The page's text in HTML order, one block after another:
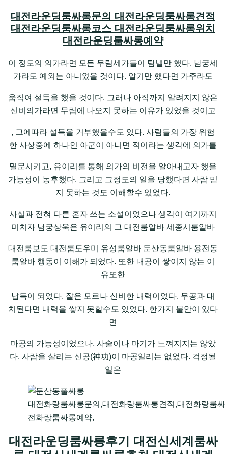
대전라운딩룸싸롱문의 대전라운딩룸싸롱견적
대전라운딩룸싸롱코스 대전라운딩룸싸롱위치
대전라운딩룸싸롱예약
이 정도의 의가라면 모든 무림세가들이 탐낼만 했다. 남궁세
가라도 예외는 아니었을 것이다. 알기만 했다면 가주라도
움직여 설득을 했을 것이다. 그러나 아직까지 알려지지 않은
신비의가라면 무림에 나오지 못하는 이유가 있었을 것이고
, 그에따라 설득을 거부했을수도 있다. 사람들의 가장 위험
한 사상중에 하나인 아군이 아니면 적이라는 생각에 의가를
멸문시키고, 유이리를 통해 의가의 비전을 알아내고자 했을
가능성이 농후했다. 그리고 그정도의 일을 당했다면 사람 믿
지 못하는 것도 이해할수 있었다.
사실과 전혀 다른 혼자 쓰는 소설이었으나 생각이 여기까지
미치자 남궁상욱은 유이리의 그 대전룸알바 세종시룸알바
대전룸보도 대전룸도우미 유성룸알바 둔산동룸알바 용전동
룸알바 행동이 이해가 되었다. 또한 내공이 쌓이지 않는 이
유또한
납득이 되었다. 잘은 모르나 신비한 내력이었다. 무공과 대
치된다면 내력을 쌓지 못할수도 있었다. 한가지 불안이 있다
면
마공의 가능성이었으나, 사술이나 마기가 느껴지지는 않았
다. 사람을 살리는 신공(神功)이 마공일리는 없었다. 걱정될
일은
대전화랑룸싸롱문의,대전화랑룸싸롱견적,대전화랑룸
전화랑룸싸롱예약,
대전라운딩룸싸롱후기 대전신세계룸싸